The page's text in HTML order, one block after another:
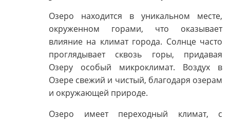
Озеро находится в уникальном месте,
окруженном горами, что оказывает
влияние на климат города. Солнце часто
проглядывает сквозь горы, придавая
Озеру особый микроклимат. Воздух в
Озере свежий и чистый, благодаря озерам
и окружающей природе.
Озеро имеет переходный климат, с